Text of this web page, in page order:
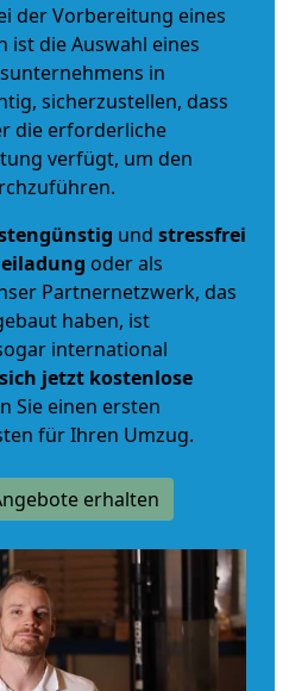
der Vorbereitung eines
ist die Auswahl eines
in
sicherzustellen, dass
die erforderliche
verfügt, um den
und stressfrei
oder als
Partnernetzwerk, das
haben, ist
international
jetzt kostenlose
Sie einen ersten
für Ihren Umzug.
erhalten